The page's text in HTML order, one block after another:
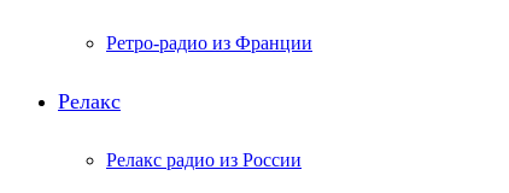
Ретро-радио из Франции
Релакс
Релакс радио из России